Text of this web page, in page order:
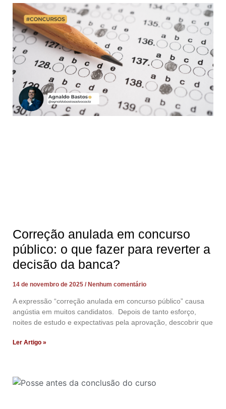
Correção anulada em concurso
público: o que fazer para reverter a
decisão da banca?
14 de novembro de 2025 Nenhum comentário
A expressão “correção anulada em concurso público” causa
angústia em muitos candidatos. Depois de tanto esforço,
noites de estudo e expectativas pela aprovação, descobrir que
Ler Artigo »